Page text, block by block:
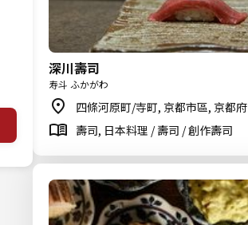
深川壽司
寿斗 ふかがわ
四條河原町/寺町, 京都市區, 京都府
壽司, 日本料理 / 壽司 / 創作壽司